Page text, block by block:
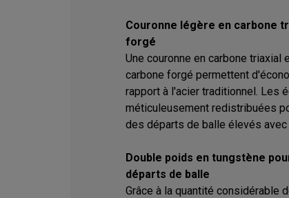
Couronne légère en carbone
forgé
Une couronne en carbone triaxial
carbone forgé permettent
rapport à l'acier traditionnel. Les
méticuleusement redistribuées
des départs de balle élevés avec
Double poids en tungstène
départs de balle
Grâce à la quantité considérable